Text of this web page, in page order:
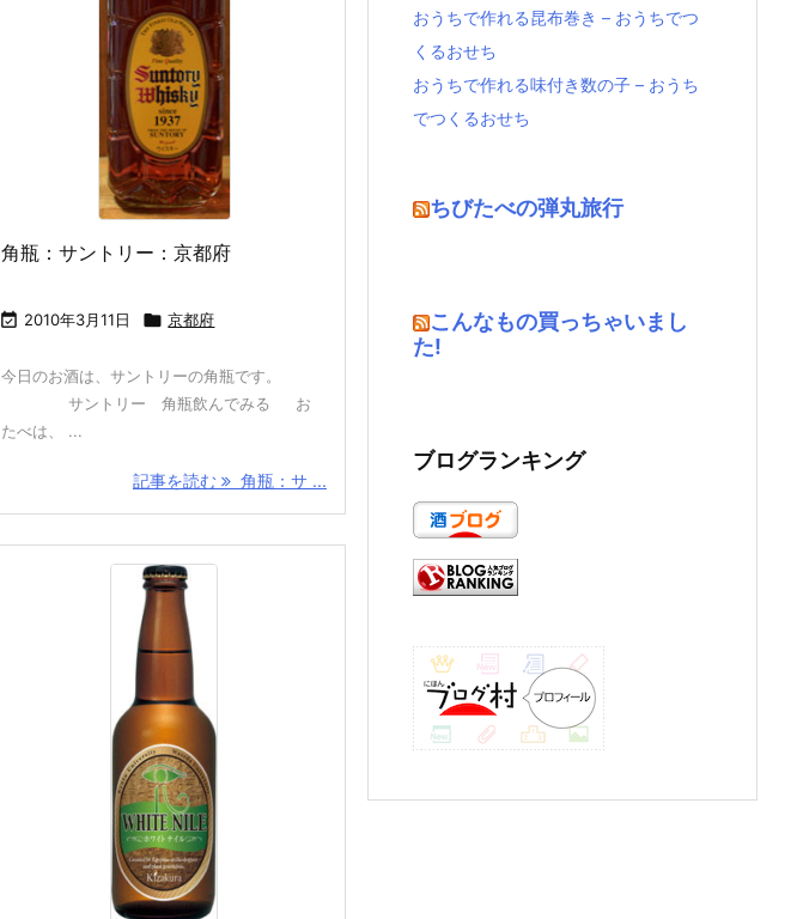
角瓶：サントリー：京都府
 2010年3月11日  京都府
今日のお酒は、サントリーの角瓶です。
サントリー 角瓶飲んでみる お
たべは、 ...
記事を読む 角瓶：サ ...
おうちで作れる昆布巻き – おうちでつ
くるおせち
おうちで作れる味付き数の子 – おうち
でつくるおせち
ちびたべの弾丸旅行
こんなもの買っちゃいまし
た!
ブログランキング